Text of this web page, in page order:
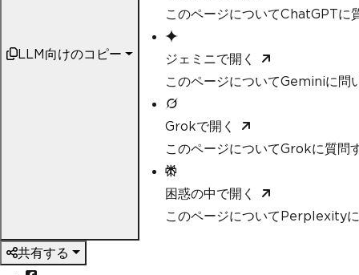
LLM向けのコピー
このページについてChatGPTに
ジェミニで開く
このページについてGeminiに問
Grokで開く
このページについてGrokに質問
困惑の中で開く
このページについてPerplexity
共有する